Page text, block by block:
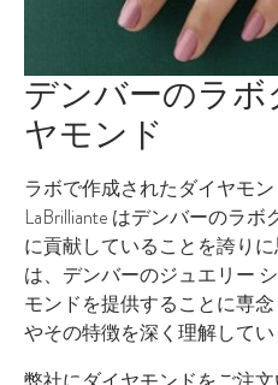
デンバーのラ
ヤモンド
ラボで作成されたダイヤモ
LaBrilliante はデンバーのラ
に貢献していることを誇り
は、デンバーのジュエリー
モンドを提供することに専
やその特徴を深く理解してい